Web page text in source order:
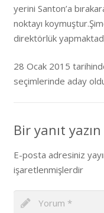
yerini Santon’a
noktayı
direktörlük
28 Ocak 2015
seçimlerinde aday
Bir yanıt yazın
E-posta adresiniz
işaretlenmişlerdir